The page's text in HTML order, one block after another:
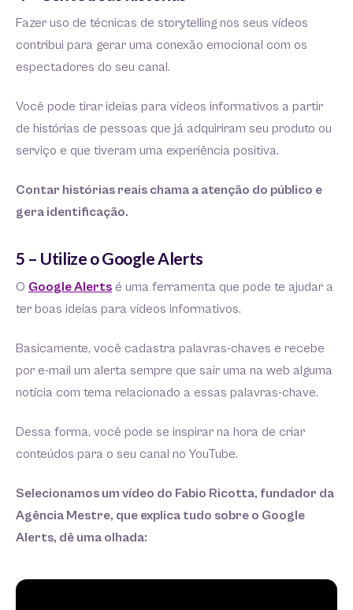
Fazer uso de técnicas de storytelling nos seus vídeos
contribui para gerar uma conexão emocional com os
espectadores do seu canal.
Você pode tirar ideias para vídeos informativos a partir
de histórias de pessoas que já adquiriram seu produto ou
serviço e que tiveram uma experiência positiva.
Contar histórias reais chama a atenção do público e
gera identificação.
5 – Utilize o Google Alerts
O Google Alerts é uma ferramenta que pode te ajudar a
ter boas ideias para vídeos informativos.
Basicamente, você cadastra palavras-chaves e recebe
por e-mail um alerta sempre que sair uma na web alguma
notícia com tema relacionado a essas palavras-chave.
Dessa forma, você pode se inspirar na hora de criar
conteúdos para o seu canal no YouTube.
Selecionamos um vídeo do Fabio Ricotta, fundador da
Agência Mestre, que explica tudo sobre o Google
Alerts, dê uma olhada: